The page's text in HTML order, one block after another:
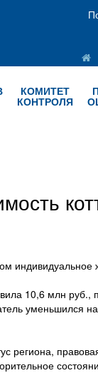
КОМИТЕТ
КОНТРОЛЯ
индивидуальное
10,6 млн руб.,
уменьшился
региона,